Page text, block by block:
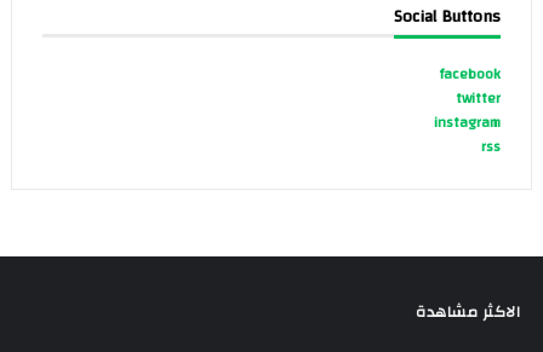
Social Buttons
facebook
twitter
instagram
rss
الاكثر مشاهدة